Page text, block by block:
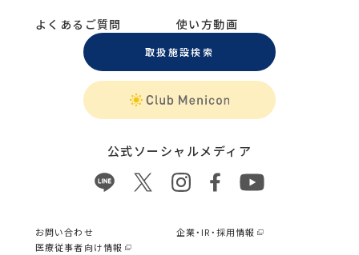
よくあるご質問 使い方動画
取扱施設検索
公式ソーシャルメディア
お問い合わせ
企業・IR・採用情報
医療従事者向け情報